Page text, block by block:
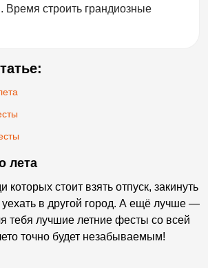
Время строить грандиозные
лета
которых стоит взять отпуск, закинуть
уехать в другой город. А ещё лучше —
тебя лучшие летние фесты со всей
точно будет незабываемым!